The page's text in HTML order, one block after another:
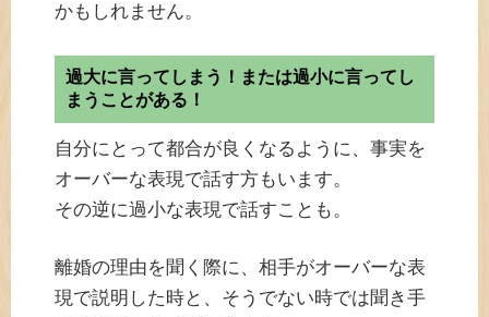
かもしれません。
過大に言ってしまう！または過小に言ってし
まうことがある！
自分にとって都合が良くなるように、事実を
オーバーな表現で話す方もいます。
その逆に過小な表現で話すことも。
離婚の理由を聞く際に、相手がオーバーな表
現で説明した時と、そうでない時では聞き手